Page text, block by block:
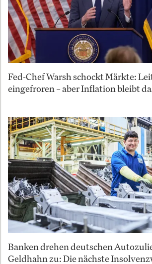
Fed-Chef Warsh schockt Märkte:
eingefroren – aber Inflation bleibt
Banken drehen deutschen
Geldhahn zu: Die nächste